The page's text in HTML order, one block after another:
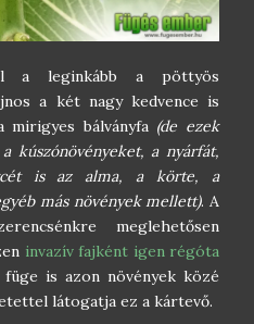
a leginkább a pöttyös
a két nagy kedvence is
mirigyes bálványfa (de ezek
kúszónövényeket, a nyárfát,
is az alma, a körte, a
más növények mellett). A
meglehetősen
invazív fajként igen régóta
is azon növények közé
látogatja ez a kártevő.